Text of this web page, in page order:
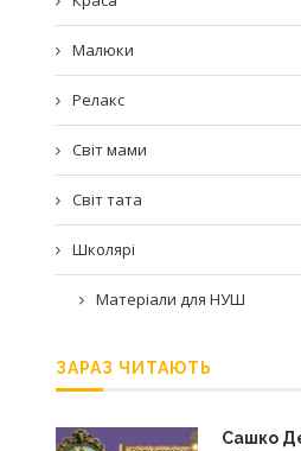
Малюки
Релакс
Світ мами
Світ тата
Школярі
Матеріали для НУШ
ЗАРАЗ ЧИТАЮТЬ
Сашко